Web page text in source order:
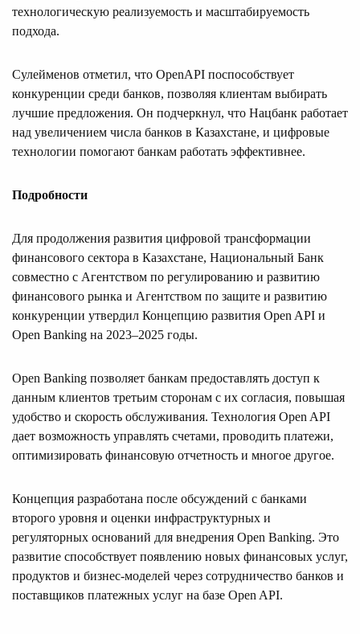
технологическую реализуемость и масштабируемость
подхода.
Сулейменов отметил, что OpenAPI поспособствует
конкуренции среди банков, позволяя клиентам выбирать
лучшие предложения. Он подчеркнул, что Нацбанк работает
над увеличением числа банков в Казахстане, и цифровые
технологии помогают банкам работать эффективнее.
Подробности
Для продолжения развития цифровой трансформации
финансового сектора в Казахстане, Национальный Банк
совместно с Агентством по регулированию и развитию
финансового рынка и Агентством по защите и развитию
конкуренции утвердил Концепцию развития Open API и
Open Banking на 2023–2025 годы.
Open Banking позволяет банкам предоставлять доступ к
данным клиентов третьим сторонам с их согласия, повышая
удобство и скорость обслуживания. Технология Open API
дает возможность управлять счетами, проводить платежи,
оптимизировать финансовую отчетность и многое другое.
Концепция разработана после обсуждений с банками
второго уровня и оценки инфраструктурных и
регуляторных оснований для внедрения Open Banking. Это
развитие способствует появлению новых финансовых услуг,
продуктов и бизнес-моделей через сотрудничество банков и
поставщиков платежных услуг на базе Open API.